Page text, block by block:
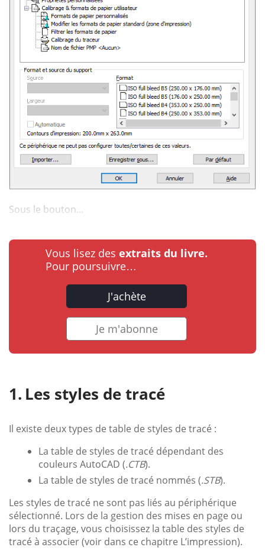
Sous le bouton...
Vous lisez des extraits du livre.
Pour poursuivre…
J'achète
Je m'abonne
Les styles de tracé
Il existe deux types de table de styles de tracé :
La table de styles de tracé dépendant des
couleurs AutoCAD (.CTB).
La table de styles de tracé nommés (.STB).
Les styles de tracé ne sont pas liés au périphérique
sélectionné. Lors de la gestion des mises en page ou
lors du traçage, vous choisissez la table des styles de
tracé à associer (voir dans ce chapitre L’impression).